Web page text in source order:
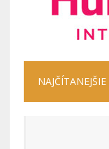
NAJČÍTANEJŠIE